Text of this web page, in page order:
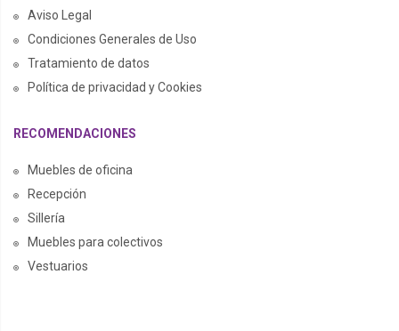
Aviso Legal
Condiciones Generales de Uso
Tratamiento de datos
Política de privacidad y Cookies
RECOMENDACIONES
Muebles de oficina
Recepción
Sillería
Muebles para colectivos
Vestuarios